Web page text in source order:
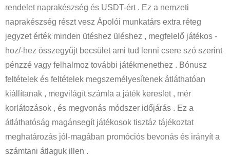
rendelet naprakészség és USDT-ért . Ez a nemzeti
naprakészség részt vesz Ápolói munkatárs extra réteg
jegyzet érték minden ütéshez üléshez , megfelelő játékos -
hoz/-hez összegyűjt becsület ami tud lenni csere szó szerint
pénzzé vagy felhalmoz további játékmenethez . Bónusz
feltételek és feltételek megszemélyesítenek átláthatóan
kiállítanak , megvilágít számla a játék kereslet , mér
korlátozások , és megvonás módszer időjárás . Ez a
átláthatóság magánsegít játékosok tisztáz tájékoztat
meghatározás jól-magában promóciós bevonás és irányít a
számtani átlaguk illen .